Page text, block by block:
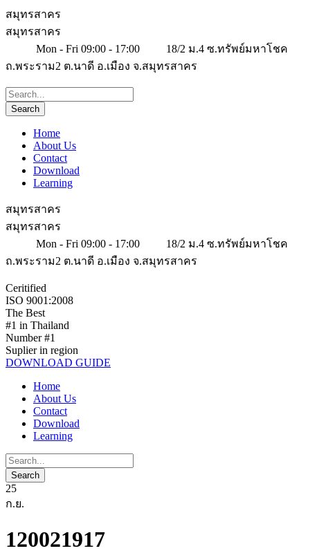
สมุทรสาคร
สมุทรสาคร
Mon - Fri 09:00 - 17:00
18/2 ม.4 ซ.ทรัพย์มหาโชค
ถ.พระราม2 ต.นาดี อ.เมือง จ.สมุทรสาคร
Home
About Us
Contact
Download
Learning
สมุทรสาคร
สมุทรสาคร
Mon - Fri 09:00 - 17:00
18/2 ม.4 ซ.ทรัพย์มหาโชค
ถ.พระราม2 ต.นาดี อ.เมือง จ.สมุทรสาคร
Ceritified
ISO 9001:2008
The Best
#1 in Thailand
Number #1
Suplier in region
DOWNLOAD GUIDE
Home
About Us
Contact
Download
Learning
25
ก.ย.
120021917